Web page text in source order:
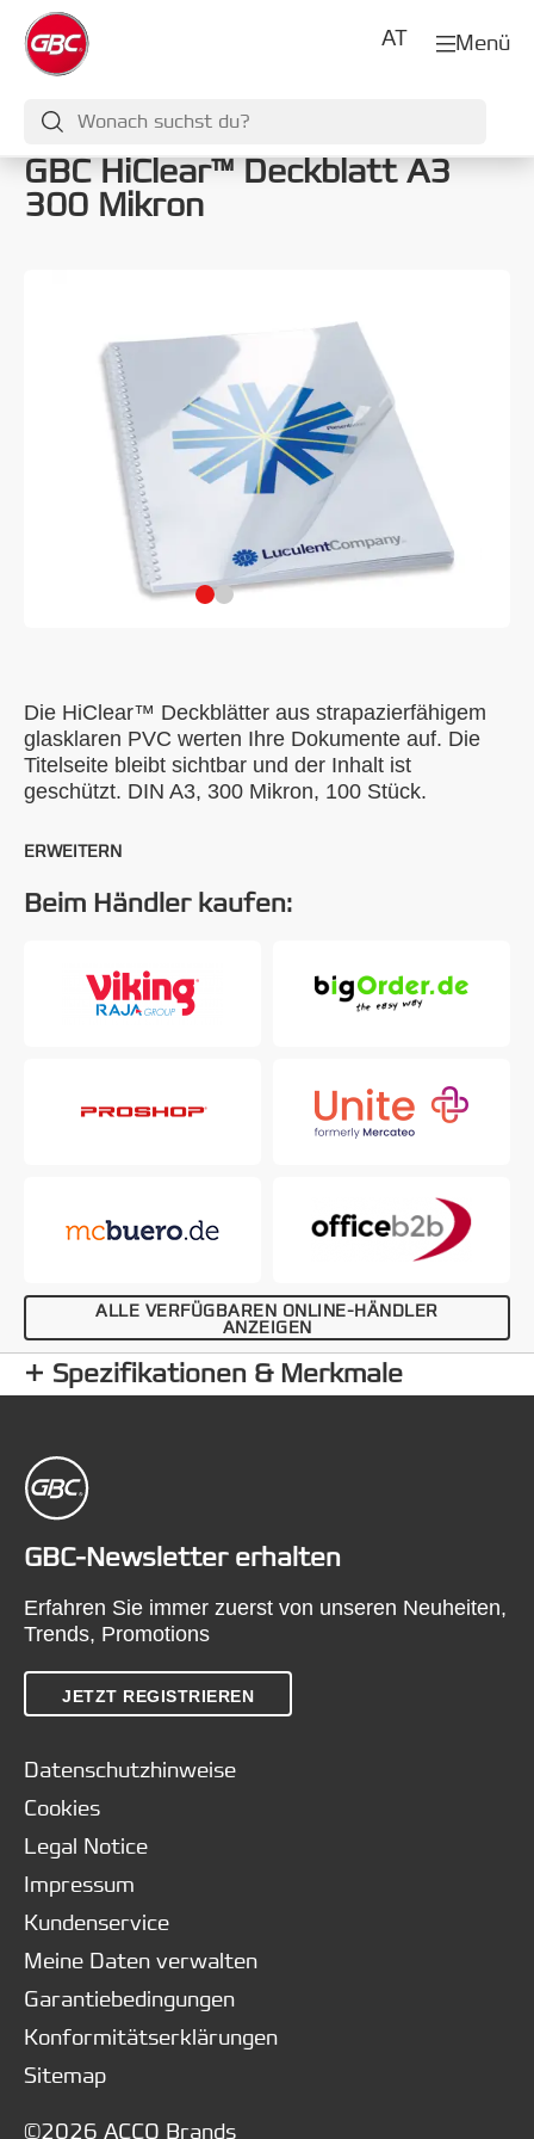
Menü
AT
GBC HiClear™ Deckblatt A3
300 Mikron
Die HiClear™ Deckblätter aus strapazierfähigem
glasklaren PVC werten Ihre Dokumente auf. Die
Titelseite bleibt sichtbar und der Inhalt ist
geschützt. DIN A3, 300 Mikron, 100 Stück.
ERWEITERN
Beim Händler kaufen:
ALLE VERFÜGBAREN ONLINE-HÄNDLER
ANZEIGEN
Spezifikationen & Merkmale
GBC-Newsletter erhalten
Erfahren Sie immer zuerst von unseren Neuheiten,
Trends, Promotions
JETZT REGISTRIEREN
Datenschutzhinweise
Cookies
Legal Notice
Impressum
Kundenservice
Meine Daten verwalten
Garantiebedingungen
Konformitätserklärungen
Sitemap
©2026 ACCO Brands